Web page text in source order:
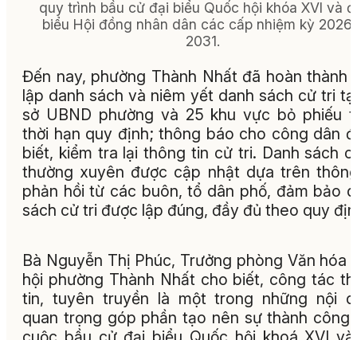
quy trình bầu cử đại biểu Quốc hội khóa XVI và
biểu Hội đồng nhân dân các cấp nhiệm kỳ 2026
2031.
Đến nay, phường Thành Nhất đã hoàn thành
lập danh sách và niêm yết danh sách cử tri
sở UBND phường và 25 khu vực bỏ phiếu
thời hạn quy định; thông báo cho công dân
biết, kiểm tra lại thông tin cử tri. Danh sách
thường xuyên được cập nhật dựa trên
phản hồi từ các buôn, tổ dân phố, đảm bảo
sách cử tri được lập đúng, đầy đủ theo quy
Bà Nguyễn Thị Phúc, Trưởng phòng Văn hóa
hội phường Thành Nhất cho biết, công tác
tin, tuyên truyền là một trong những nội
quan trọng góp phần tạo nên sự thành công